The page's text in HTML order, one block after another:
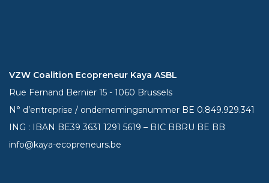
VZW Coalition Ecopreneur Kaya ASBL
Rue Fernand Bernier 15 - 1060 Brussels
N° d’entreprise / ondernemingsnummer BE 0.849.929.341
ING : IBAN BE393631 1291 5619 – BIC BBRU BE BB
info@kaya-ecopreneurs.be